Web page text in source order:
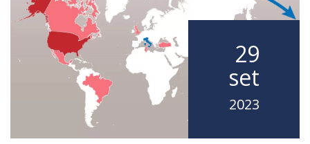
29
set
2023